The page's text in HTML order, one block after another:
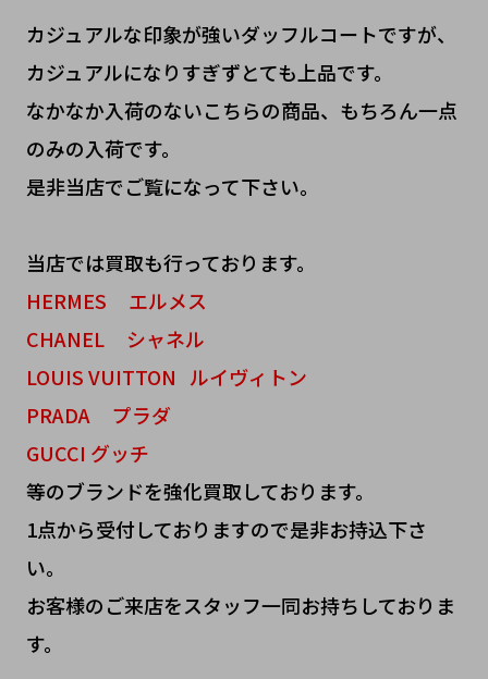
カジュアルな印象が強いダッフルコートですが、
カジュアルになりすぎずとても上品です。
なかなか入荷のないこちらの商品、もちろん一点
のみの入荷です。
是非当店でご覧になって下さい。
当店では買取も行っております。
HERMES エルメス
CHANEL シャネル
LOUIS VUITTON ルイヴィトン
PRADA プラダ
GUCCI グッチ
等のブランドを強化買取しております。
1点から受付しておりますので是非お持込下さ
い。
お客様のご来店をスタッフ一同お持ちしておりま
す。